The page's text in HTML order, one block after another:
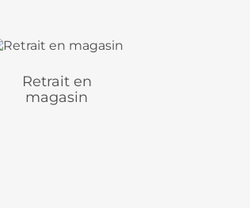
Retrait en
magasin